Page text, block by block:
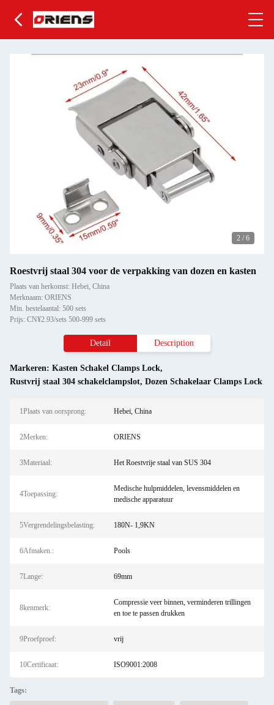
2 / 6
Roestvrij staal 304 voor de verpakking van dozen en kasten
Plaats van herkomst: Hebei, China
Merknaam: ORIENS
Min. bestelaantal: 500 sets
Prijs: CN¥2.93/sets 500-999 sets
Detail Description
Markeren: Kasten Schakel Clamps Lock,
Rustvrij staal 304 schakelclampslot, Dozen Schakelaar Clamps Lock
1Plaats van oorsprong: Hebei, China
2Merken: ORIENS
3Materiaal: Het Roestvrije staal van SUS 304
4Toepassing:
Medische hulpmiddelen, levensmiddelen en
medische apparatuur
5Vergrendelingsbelasting: 180N- 1,9KN
6Afmaken.: Pools
7Lange: 69mm
8kenmerk:
Compressie veer binnen, verminderen trillingen
en toe te passen drukken
9Proefproef: vrij
10Certificaat: ISO9001:2008
Tags: